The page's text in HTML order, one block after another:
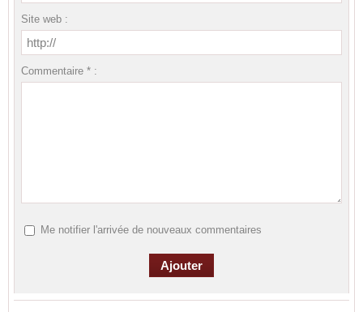
Site web :
Commentaire * :
Me notifier l'arrivée de nouveaux commentaires